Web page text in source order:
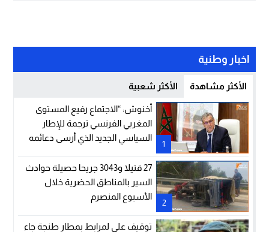
اخبار وطنية
الأكثر مشاهدة الأكثر شعبية
1
أخنوش: “الاجتماع رفيع المستوى
المغربي الفرنسي ترجمة للإطار
السياسي الجديد الذي أرسى دعائمه
ماكرون”
2
27 قتيلا و3043 جريحا حصيلة حوادث
السير بالمناطق الحضرية خلال
الأسبوع المنصرم
توقيف علي لمرابط بمطار طنجة جاء